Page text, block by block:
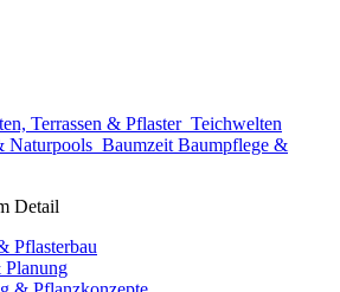
Terrassen & Pflaster Teichwelten
Naturpools Baumzeit Baumpflege &
Detail
Pflasterbau